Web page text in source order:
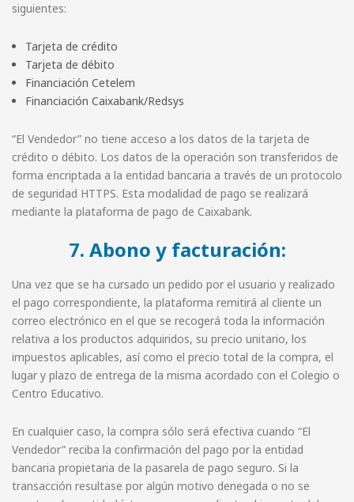
siguientes:
Tarjeta de crédito
Tarjeta de débito
Financiación Cetelem
Financiación Caixabank/Redsys
“El Vendedor” no tiene acceso a los datos de la tarjeta de
crédito o débito. Los datos de la operación son transferidos de
forma encriptada a la entidad bancaria a través de un protocolo
de seguridad HTTPS. Esta modalidad de pago se realizará
mediante la plataforma de pago de Caixabank.
7. Abono y facturación:
Una vez que se ha cursado un pedido por el usuario y realizado
el pago correspondiente, la plataforma remitirá al cliente un
correo electrónico en el que se recogerá toda la información
relativa a los productos adquiridos, su precio unitario, los
impuestos aplicables, así como el precio total de la compra, el
lugar y plazo de entrega de la misma acordado con el Colegio o
Centro Educativo.
En cualquier caso, la compra sólo será efectiva cuando “El
Vendedor” reciba la confirmación del pago por la entidad
bancaria propietaria de la pasarela de pago seguro. Si la
transacción resultase por algún motivo denegada o no se